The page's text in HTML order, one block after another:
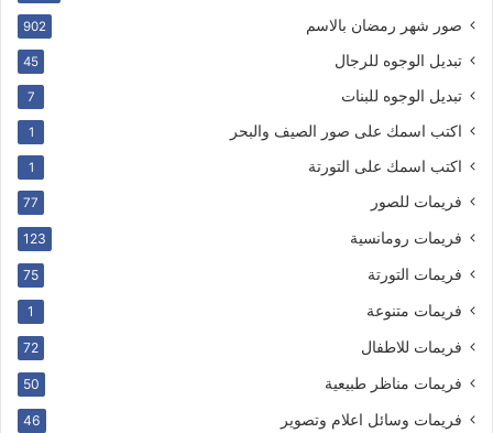
صور شهر رمضان بالاسم 902
تبديل الوجوه للرجال 45
تبديل الوجوه للبنات 7
اكتب اسمك على صور الصيف والبحر 1
اكتب اسمك على التورتة 1
فريمات للصور 77
فريمات رومانسية 123
فريمات التورتة 75
فريمات متنوعة 1
فريمات للاطفال 72
فريمات مناظر طبيعية 50
فريمات وسائل اعلام وتصوير 46